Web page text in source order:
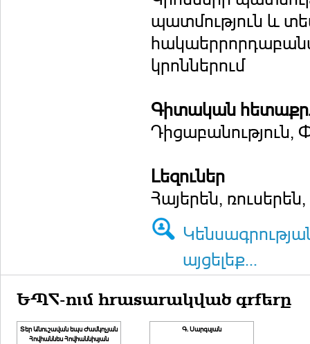
պատմություն և
կրոններում
Գիտական
Դիցաբանություն,
Լեզուներ
Հայերեն,
այցելեք...
ԵՊՀ-ում հրատարակված գրքերը
Տեր Անուշավան եպս Ժամկոչյան
Հովհաննես Հովհաննիսյան
Գ. Սարգսյան